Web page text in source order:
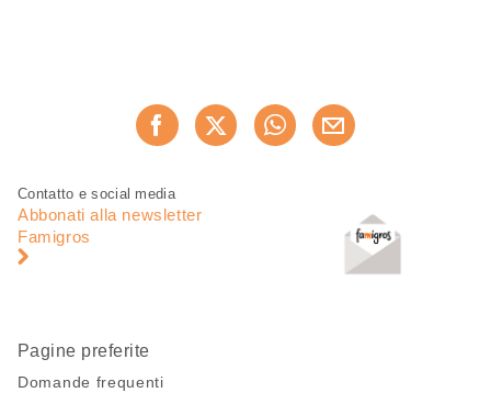
Consiglia ora
Piè
pagina
Navigazione
pagina
Contatto e social media
Abbonati alla newsletter
Famigros
Pagine preferite
Domande frequenti